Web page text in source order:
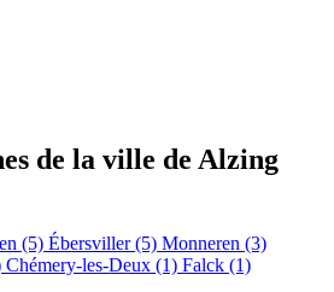
de la ville de Alzing
(5) Ébersviller (5) Monneren (3)
Chémery-les-Deux (1) Falck (1)